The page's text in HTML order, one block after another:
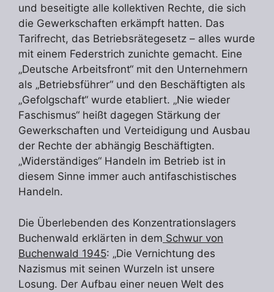
und beseitigte alle kollektiven Rechte, die sich
die Gewerkschaften erkämpft hatten. Das
Tarifrecht, das Betriebsrätegesetz – alles wurde
mit einem Federstrich zunichte gemacht. Eine
„Deutsche Arbeitsfront“ mit den Unternehmern
als „Betriebsführer“ und den Beschäftigten als
„Gefolgschaft“ wurde etabliert. „Nie wieder
Faschismus“ heißt dagegen Stärkung der
Gewerkschaften und Verteidigung und Ausbau
der Rechte der abhängig Beschäftigten.
„Widerständiges“ Handeln im Betrieb ist in
diesem Sinne immer auch antifaschistisches
Handeln.
Die Überlebenden des Konzentrationslagers
Buchenwald erklärten in dem Schwur von
Buchenwald 1945: „Die Vernichtung des
Nazismus mit seinen Wurzeln ist unsere
Losung. Der Aufbau einer neuen Welt des